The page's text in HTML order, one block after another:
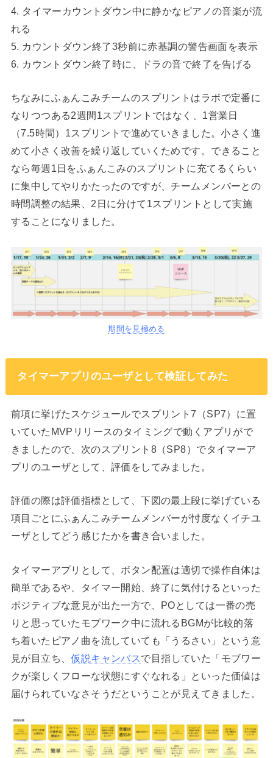
4. タイマーカウントダウン中に静かなピアノの音楽が流
れる
5. カウントダウン終了3秒前に赤基調の警告画面を表示
6. カウントダウン終了時に、ドラの音で終了を告げる
ちなみにふぁんこみチームのスプリントはラボで定番に
なりつつある2週間1スプリントではなく、1営業日
（7.5時間）1スプリントで進めていきました。小さく進
めて小さく改善を繰り返していくためです。できること
なら毎週1日をふぁんこみのスプリントに充てるくらい
に集中してやりかたったのですが、チームメンバーとの
時間調整の結果、2日に分けて1スプリントとして実施
することになりました。
期間を見極める
タイマーアプリのユーザとして検証してみた
前項に挙げたスケジュールでスプリント7（SP7）に置
いていたMVPリリースのタイミングで動くアプリがで
きましたので、次のスプリント8（SP8）でタイマーア
プリのユーザとして、評価をしてみました。
評価の際は評価指標として、下図の最上段に挙げている
項目ごとにふぁんこみチームメンバーが忖度なくイチユ
ーザとしてどう感じたかを書き合いました。
タイマーアプリとして、ボタン配置は適切で操作自体は
簡単であるや、タイマー開始、終了に気付けるといった
ポジティブな意見が出た一方で、POとしては一番の売
りと思っていたモブワーク中に流れるBGMが比較的落
ち着いたピアノ曲を流していても「うるさい」という意
見が目立ち、仮説キャンバスで目指していた「モブワー
クが楽しくフローな状態にすぐなれる」といった価値は
届けられていなさそうだということが見えてきました。